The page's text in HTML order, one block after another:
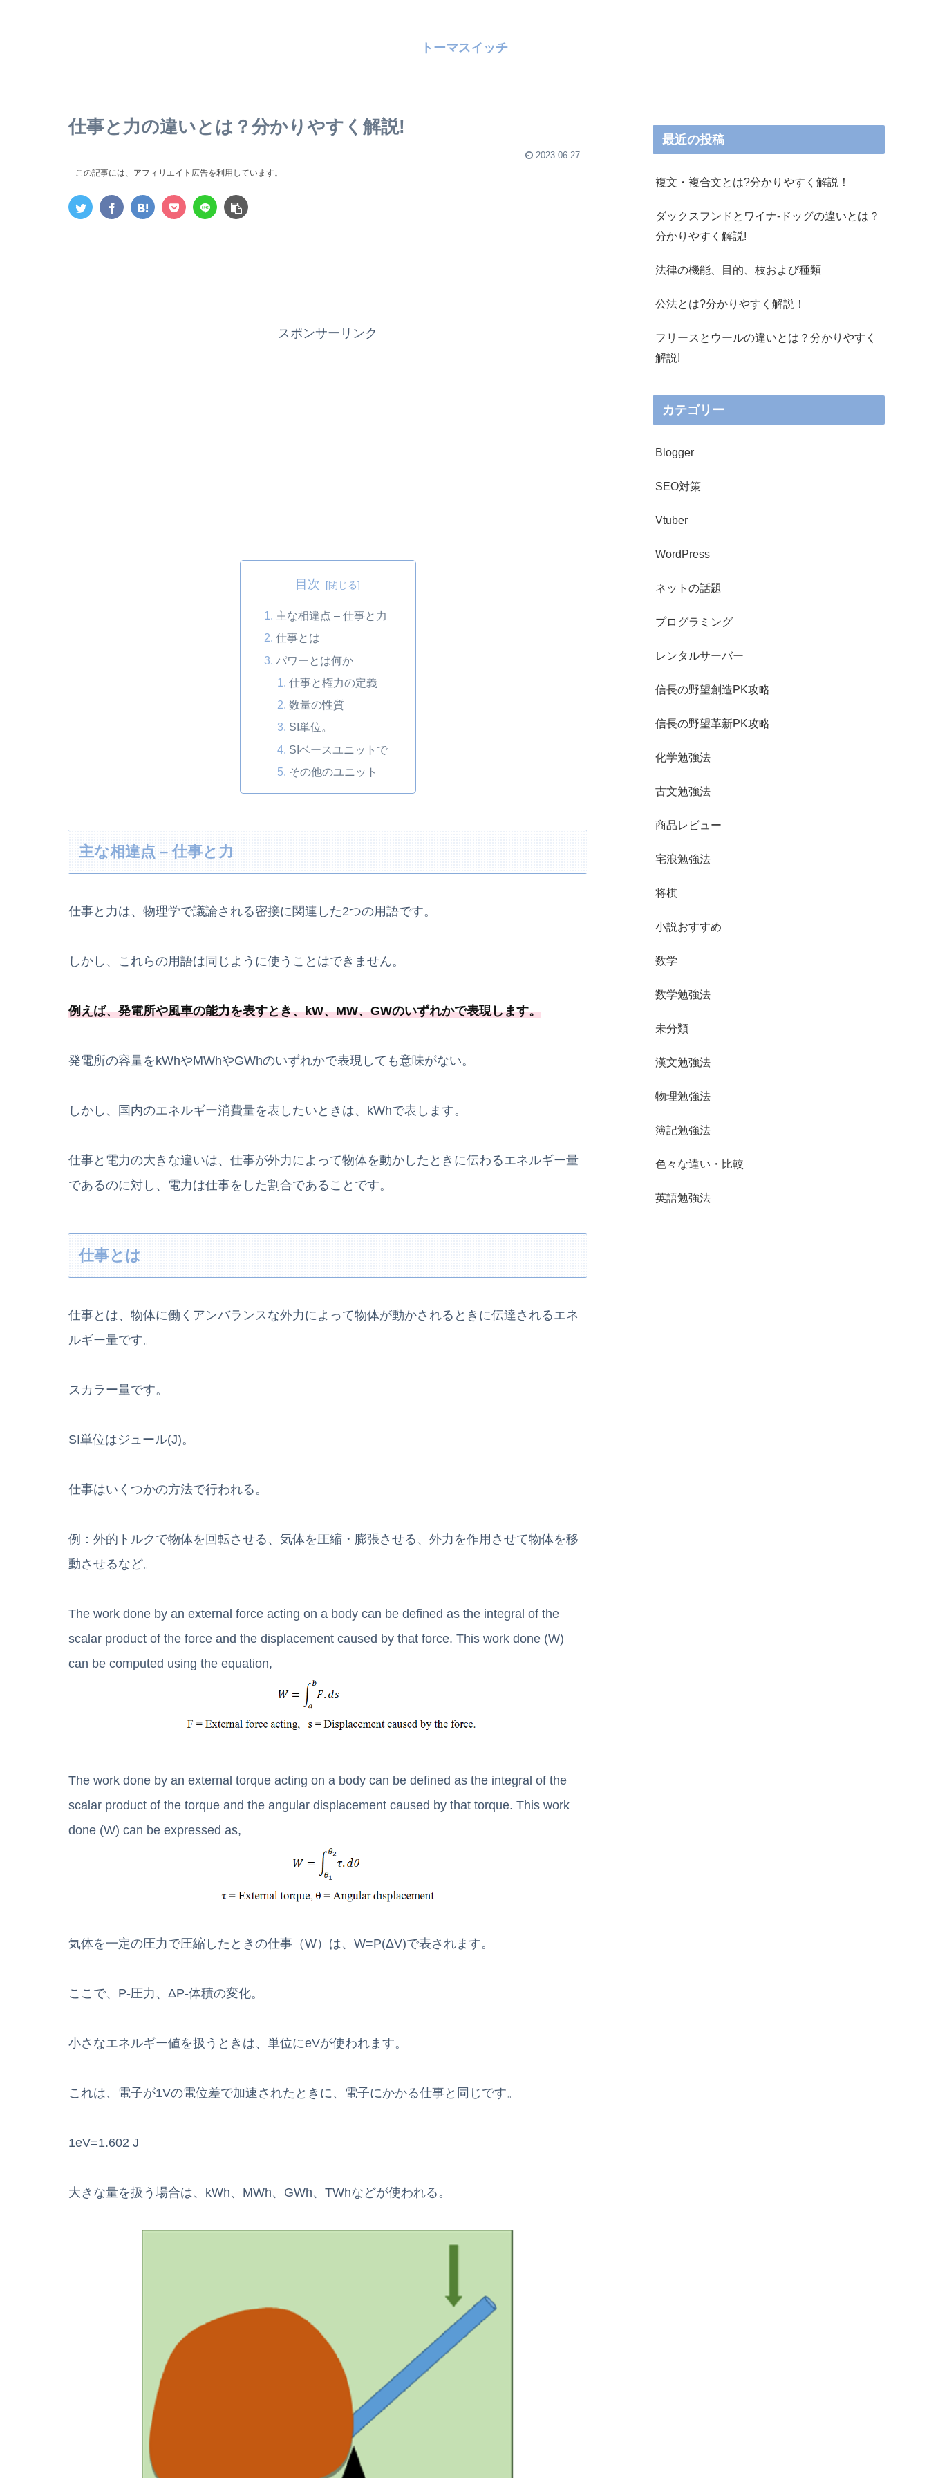
トーマスイッチ
仕事と力の違いとは？分かりやすく解説!
2023.06.27
この記事には、アフィリエイト広告を利用しています。
スポンサーリンク
目次
主な相違点 – 仕事と力
仕事とは
パワーとは何か
仕事と権力の定義
数量の性質
SI単位。
SIベースユニットで
その他のユニット
主な相違点 – 仕事と力
仕事と力は、物理学で議論される密接に関連した2つの用語です。
しかし、これらの用語は同じように使うことはできません。
例えば、発電所や風車の能力を表すとき、kW、MW、GWのいずれかで表現します。
発電所の容量をkWhやMWhやGWhのいずれかで表現しても意味がない。
しかし、国内のエネルギー消費量を表したいときは、kWhで表します。
仕事と電力の大きな違いは、仕事が外力によって物体を動かしたときに伝わるエネルギー量
であるのに対し、電力は仕事をした割合であることです。
仕事とは
仕事とは、物体に働くアンバランスな外力によって物体が動かされるときに伝達されるエネ
ルギー量です。
スカラー量です。
SI単位はジュール(J)。
仕事はいくつかの方法で行われる。
例：外的トルクで物体を回転させる、気体を圧縮・膨張させる、外力を作用させて物体を移
動させるなど。
The work done by an external force acting on a body can be defined as the integral of the
scalar product of the force and the displacement caused by that force. This work done (W)
can be computed using the equation,
The work done by an external torque acting on a body can be defined as the integral of the
scalar product of the torque and the angular displacement caused by that torque. This work
done (W) can be expressed as,
気体を一定の圧力で圧縮したときの仕事（W）は、W=P(ΔV)で表されます。
ここで、P-圧力、ΔP-体積の変化。
小さなエネルギー値を扱うときは、単位にeVが使われます。
これは、電子が1Vの電位差で加速されたときに、電子にかかる仕事と同じです。
1eV=1.602 J
大きな量を扱う場合は、kWh、MWh、GWh、TWhなどが使われる。
最近の投稿
複文・複合文とは?分かりやすく解説！
ダックスフンドとワイナ-ドッグの違いとは？
分かりやすく解説!
法律の機能、目的、枝および種類
公法とは?分かりやすく解説！
フリースとウールの違いとは？分かりやすく
解説!
カテゴリー
Blogger
SEO対策
Vtuber
WordPress
ネットの話題
プログラミング
レンタルサーバー
信長の野望創造PK攻略
信長の野望革新PK攻略
化学勉強法
古文勉強法
商品レビュー
宅浪勉強法
将棋
小説おすすめ
数学
数学勉強法
未分類
漢文勉強法
物理勉強法
簿記勉強法
色々な違い・比較
英語勉強法